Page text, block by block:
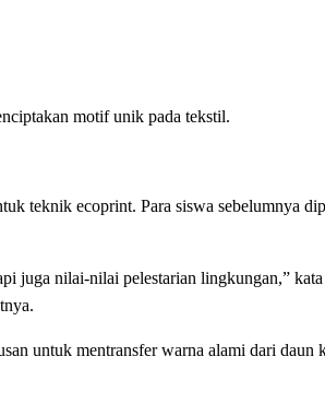
motif unik pada tekstil.
teknik ecoprint. Para siswa sebelumnya
juga nilai-nilai pelestarian lingkungan,”
untuk mentransfer warna alami dari